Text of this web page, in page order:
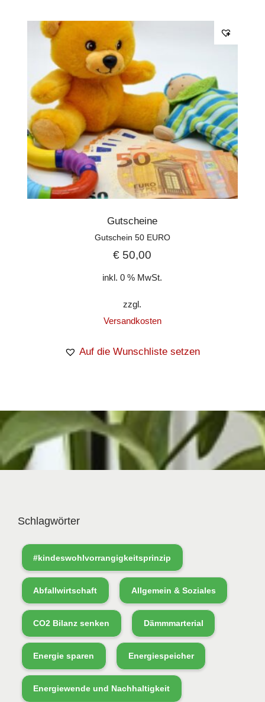
Gutscheine
Gutschein 50 EURO
€ 50,00
inkl. 0 % MwSt.
zzgl.
Versandkosten
Auf die Wunschliste setzen
Schlagwörter
#kindeswohlvorrangigkeitsprinzip
Abfallwirtschaft Allgemein & Soziales
CO2 Bilanz senken Dämmmarterial
Energie sparen Energiespeicher
Energiewende und Nachhaltigkeit